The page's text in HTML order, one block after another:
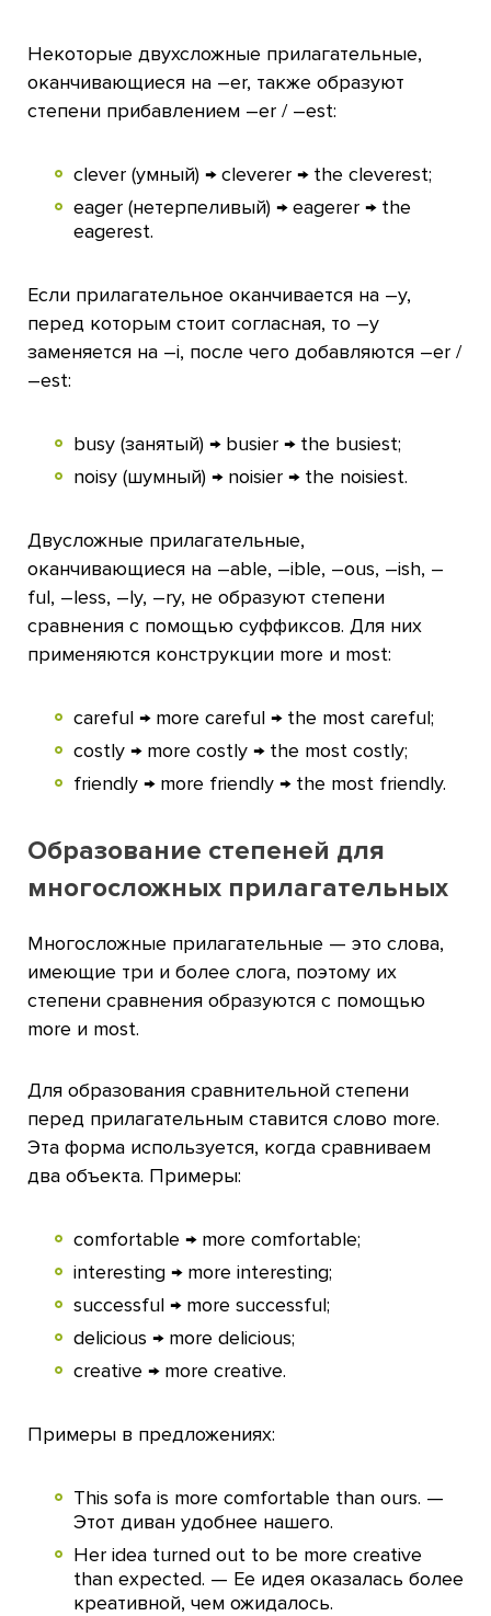
Некоторые двухсложные прилагательные,
оканчивающиеся на –er, также образуют
степени прибавлением –er / –est:
clever (умный) → cleverer → the cleverest;
eager (нетерпеливый) → eagerer → the
eagerest.
Если прилагательное оканчивается на –y,
перед которым стоит согласная, то –y
заменяется на –i, после чего добавляются –er /
–est:
busy (занятый) → busier → the busiest;
noisy (шумный) → noisier → the noisiest.
Двусложные прилагательные,
оканчивающиеся на –able, –ible, –ous, –ish, –
ful, –less, –ly, –ry, не образуют степени
сравнения с помощью суффиксов. Для них
применяются конструкции more и most:
careful → more careful → the most careful;
costly → more costly → the most costly;
friendly → more friendly → the most friendly.
Образование степеней для
многосложных прилагательных
Многосложные прилагательные — это слова,
имеющие три и более слога, поэтому их
степени сравнения образуются с помощью
more и most.
Для образования сравнительной степени
перед прилагательным ставится слово more.
Эта форма используется, когда сравниваем
два объекта. Примеры:
comfortable → more comfortable;
interesting → more interesting;
successful → more successful;
delicious → more delicious;
creative → more creative.
Примеры в предложениях:
This sofa is more comfortable than ours. —
Этот диван удобнее нашего.
Her idea turned out to be more creative
than expected. — Ее идея оказалась более
креативной, чем ожидалось.